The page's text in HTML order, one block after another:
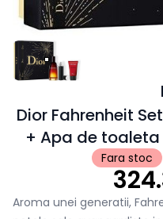
Fara stoc
Dior Fahrenheit
+ Apa de toaleta
Aroma unei generatii,